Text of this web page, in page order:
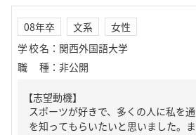
08年卒 文系
女性
学校名 ： 関西外国語大学
職種 ： 非公開
【志望動機】
スポーツが好きで、多くの人に私を
を知ってもらいたいと思いました。